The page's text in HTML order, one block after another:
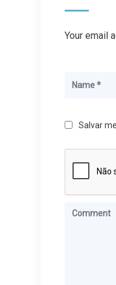
Your email
Salvar